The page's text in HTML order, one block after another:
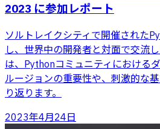
2023 に参加レポート
ソルトレイクシティで開催された
し、世界中の開発者と対面で交流
は、Pythonコミュニティにおける
ルージョンの重要性や、刺激的な
り返ります。
2023年4月24日